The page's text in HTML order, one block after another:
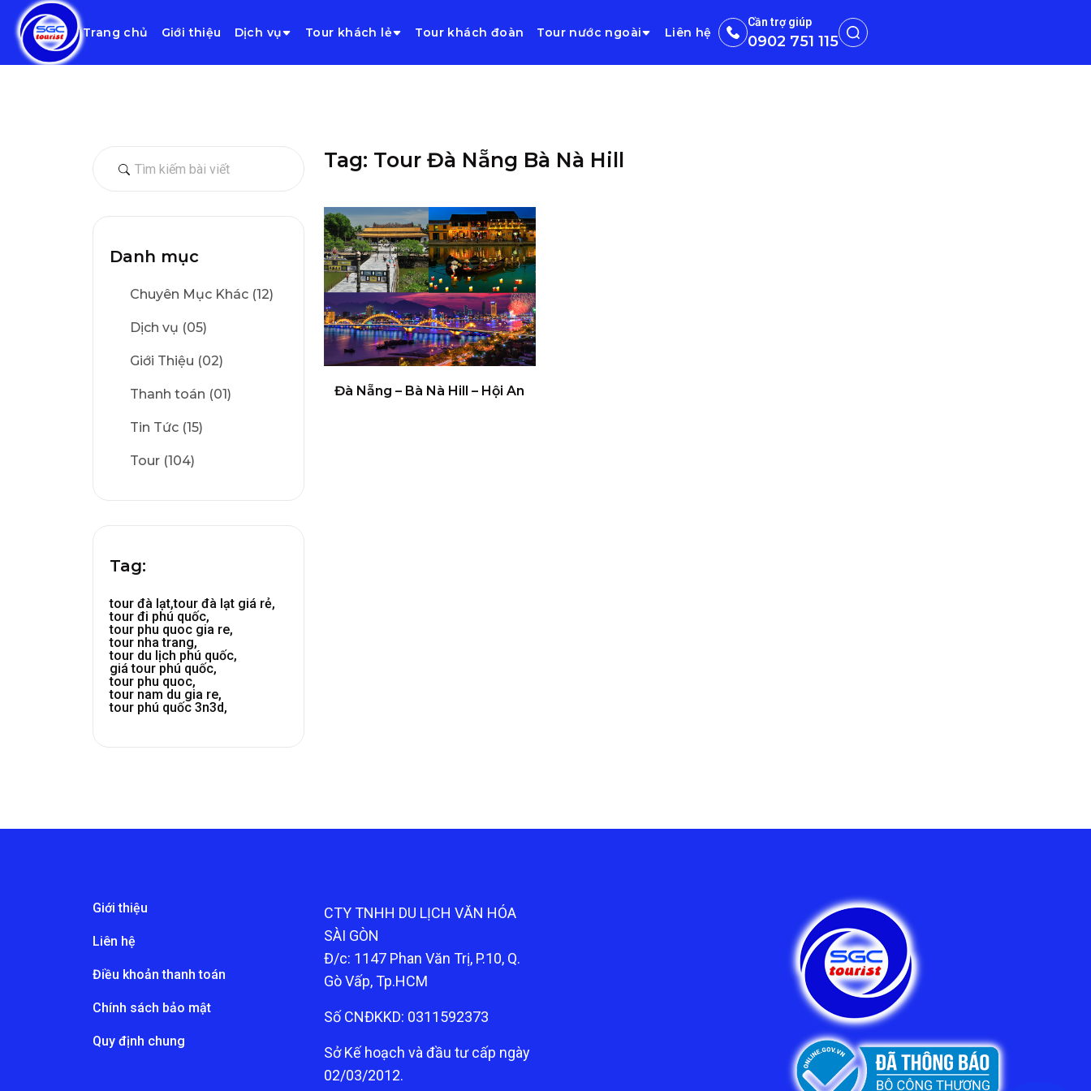
Trang chủ Giới thiệu Dịch vụ Tour khách lẻ Tour khách đoàn Tour nước ngoài Liên hệ
Cần trợ giúp
0902 751 115
Danh mục
Chuyên Mục Khác (12)
Dịch vụ (05)
Giới Thiệu (02)
Thanh toán (01)
Tin Tức (15)
Tour (104)
Tag:
tour đà lạt,tour đà lạt giá rẻ,
tour đi phú quốc,
tour phu quoc gia re,
tour nha trang,
tour du lịch phú quốc,
giá tour phú quốc,
tour phu quoc,
tour nam du gia re,
tour phú quốc 3n3d,
Tag: Tour Đà Nẵng Bà Nà Hill
Đà Nẵng – Bà Nà Hill – Hội An
Giới thiệu
Liên hệ
Điều khoản thanh toán
Chính sách bảo mật
Quy định chung
CTY TNHH DU LỊCH VĂN HÓA
SÀI GÒN
Đ/c: 1147 Phan Văn Trị, P.10, Q.
Gò Vấp, Tp.HCM
Số CNĐKKD: 0311592373
Sở Kế hoạch và đầu tư cấp ngày
02/03/2012.